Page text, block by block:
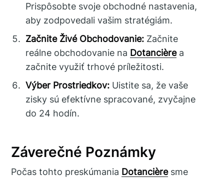
Prispôsobte svoje obchodné nastavenia,
aby zodpovedali vašim stratégiám.
Začnite Živé Obchodovanie: Začnite
reálne obchodovanie na Dotancièrea
začnite využiť trhové príležitosti.
Výber Prostriedkov: Uistite sa, že vaše
zisky sú efektívne spracované, zvyčajne
do 24 hodín.
Záverečné Poznámky
Počas tohto preskúmania Dotancièresme